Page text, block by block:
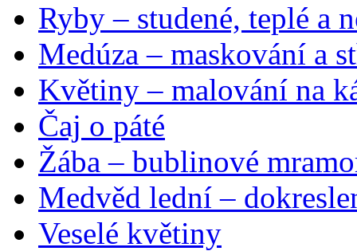
Ryby – studené, teplé a
Medúza – maskování a
Květiny – malování na
Čaj o páté
Žába – bublinové
Medvěd lední –
Veselé květiny